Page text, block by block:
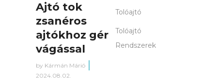
Ajtó tok
zsanéros
ajtókhoz gér
vágással
by Kármán Márió
2024.08.02.
Tolóajtó
Tolóajtó
Rendszerek